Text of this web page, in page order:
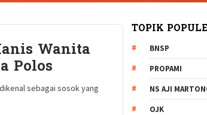
Wanita
Polos
sebagai sosok yang
TOPIK
BNSP
PROPAMI
NS AJI
OJK